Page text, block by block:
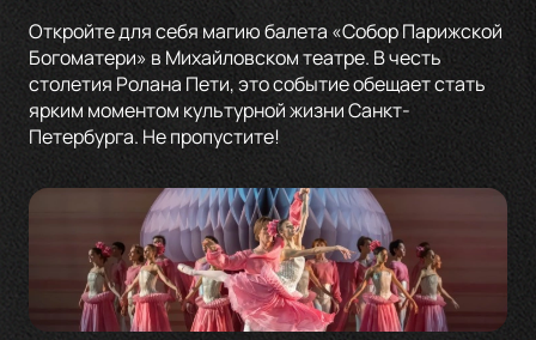
Откройте для себя магию балета «Собор Парижской
Богоматери» в Михайловском театре. В честь
столетия Ролана Пети, это событие обещает стать
ярким моментом культурной жизни Санкт-
Петербурга. Не пропустите!